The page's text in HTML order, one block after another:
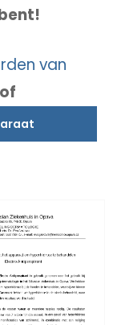
van
of